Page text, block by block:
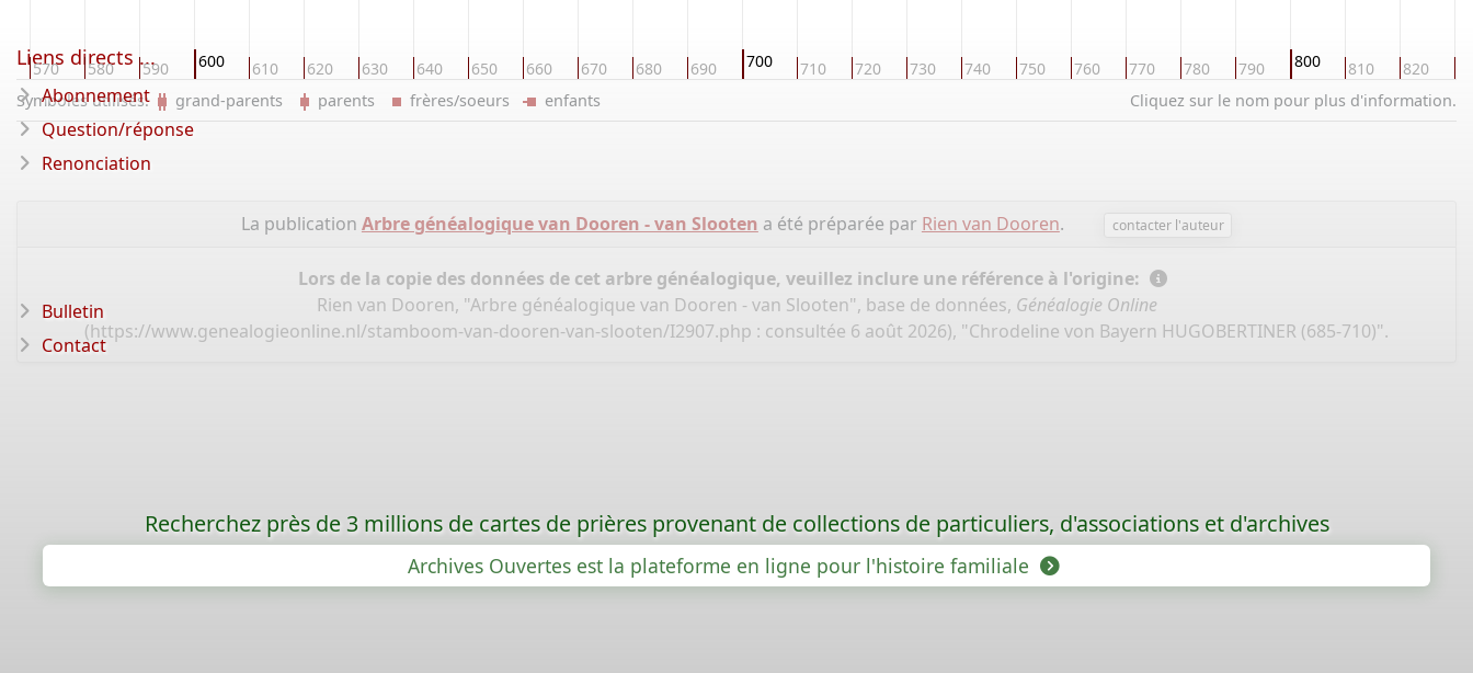
570 580 590 600 610 620 630 640 650 660 670 680 690 700 710 720 730 740 750 760 770 780 790 800 810 820
Cliquez sur le nom pour plus d'information.
Symboles utilisés: grand-parents parents frères/soeurs enfants
La publication Arbre généalogique van Dooren - van Slooten a été préparée par Rien van Dooren. contacter l'auteur
Lors de la copie des données de cet arbre généalogique, veuillez inclure une référence à l'origine:
Rien van Dooren, "Arbre généalogique van Dooren - van Slooten", base de données, Généalogie Online
(https://www.genealogieonline.nl/stamboom-van-dooren-van-slooten/I2907.php : consultée 6 août 2026), "Chrodeline von Bayern HUGOBERTINER (685-710)".
Liens directs ...
Abonnement
Question/réponse
Renonciation
Bulletin
Contact
Recherchez près de 3 millions de cartes de prières provenant de collections de particuliers, d'associations et d'archives
Archives Ouvertes est la plateforme en ligne pour l'histoire familiale